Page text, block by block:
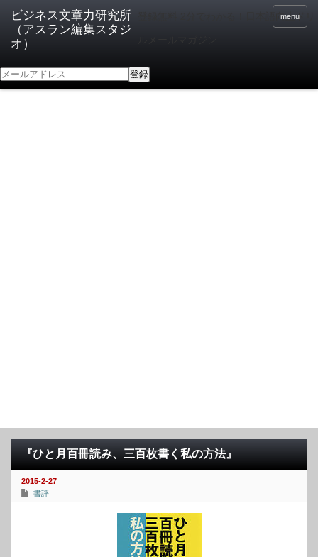
menu
登録無料 2分でわかる！日本語向上ドリ
『ひと月百冊読み、三百枚書く私の方法』
2015-2-27
書評